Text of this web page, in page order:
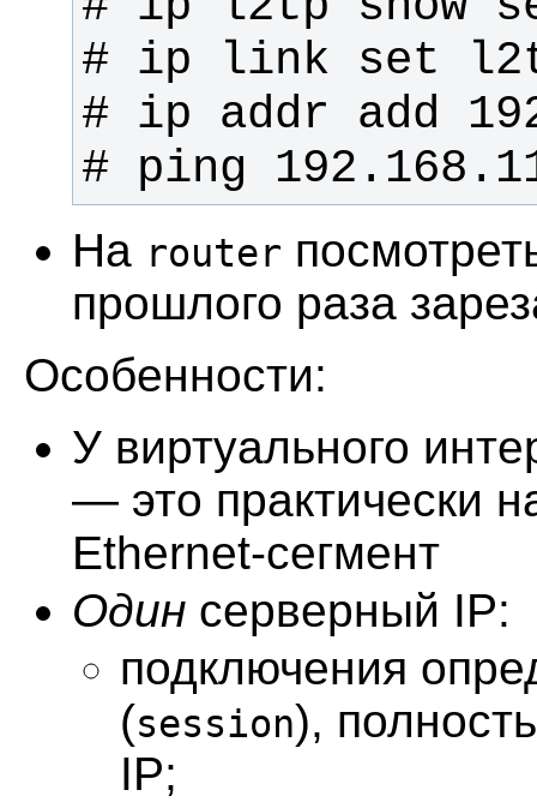
# ping
На router
прошлого раза
Особенности:
У виртуального
— это практически
Ethernet-сегмент
Один серверный IP:
подключения
(session),
IP;